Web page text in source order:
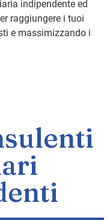
indipendente ed
raggiungere i tuoi
e massimizzando i